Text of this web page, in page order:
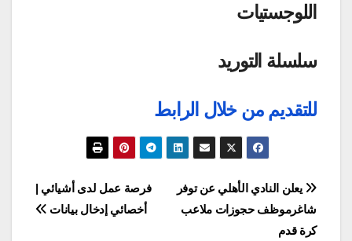
اللوجستيات
سلسلة التوريد
للتقديم من خلال الرابط
تصفّح
المقالات
فرصة عمل لدى أشيائي |
أخصائي إدخال بيانات
يعلن النادي الأهلي عن توفر
شاغرموظف حجوزات ملاعب
كرة قدم